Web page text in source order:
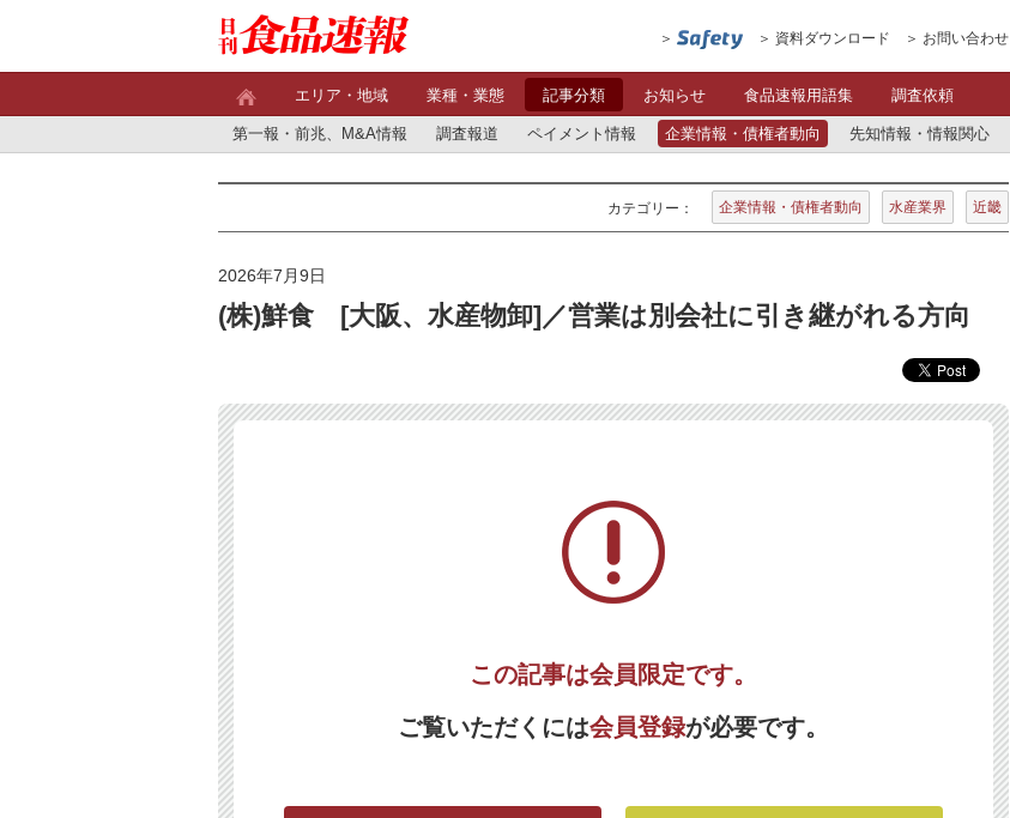
資料ダウンロード お問い合わせ
エリア・地域 業種・業態 記事分類 お知らせ 食品速報用語集 調査依頼
第一報・前兆、M&A情報 調査報道 ペイメント情報 企業情報・債権者動向 先知情報・情報関心
カテゴリー： 企業情報・債権者動向 水産業界 近畿
2026年7月9日
(株)鮮食 [大阪、水産物卸]／営業は別会社に引き継がれる方向
この記事は会員限定です。
ご覧いただくには会員登録が必要です。